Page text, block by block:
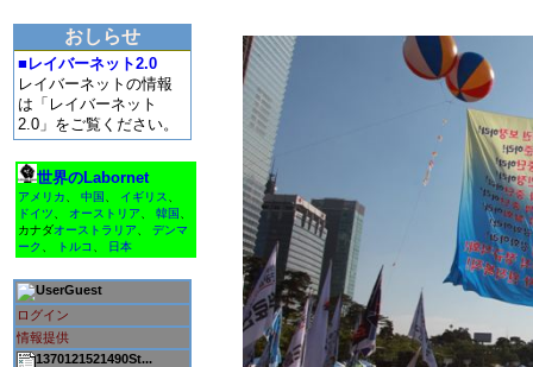
おしらせ
■レイバーネット2.0
レイバーネットの情報
は「レイバーネット
2.0」をご覧ください。
世界のLabornet
アメリカ 中国 イギリス
ドイツ
オーストリア 韓国
カナダオーストラリア
デンマ
ーク
トルコ 日本
Guest
ログイン
情報提供
1370121521490St...